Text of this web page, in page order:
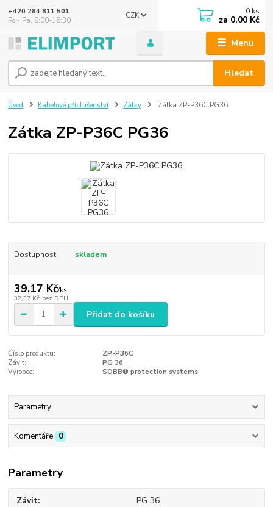
Menu
CZK
Hledat
+420 284 811 501
Po - Pá, 8:00-16:30
0 ks
za 0,00 Kč
Úvod Kabelové příslušenství Zátky Zátka ZP-P36C PG36
Zátka ZP-P36C PG36
Dostupnost skladem
39,17 Kč/ks
32,37 Kč bez DPH
Přidat do košíku
Číslo produktu:
ZP-P36C
Závit:
PG 36
Výrobce:
SOBB® protection systems
Parametry
Komentáře 0
Parametry
Závit PG 36